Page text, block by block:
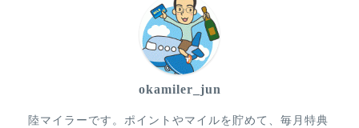
okamiler_jun
陸マイラーです。ポイントやマイルを貯めて、毎月特典